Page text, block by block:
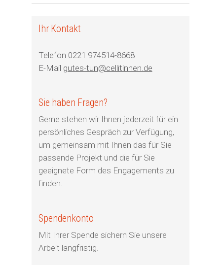
Ihr Kontakt
Telefon 0221 974514-8668
E-Mail gutes-tun@cellitinnen.de
Sie haben Fragen?
Gerne stehen wir Ihnen jederzeit für ein
persönliches Gespräch zur Verfügung,
um gemeinsam mit Ihnen das für Sie
passende Projekt und die für Sie
geeignete Form des Engagements zu
finden.
Spendenkonto
Mit Ihrer Spende sichern Sie unsere
Arbeit langfristig.